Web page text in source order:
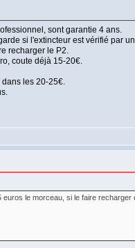
sont garantie 4 ans.
si l'extincteur est vérifié par
recharger le P2.
coute déjà 15-20€.
dans les 20-25€.
le morceau, si le faire recharger